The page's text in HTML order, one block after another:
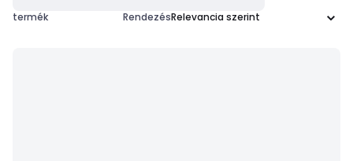
termék Rendezés